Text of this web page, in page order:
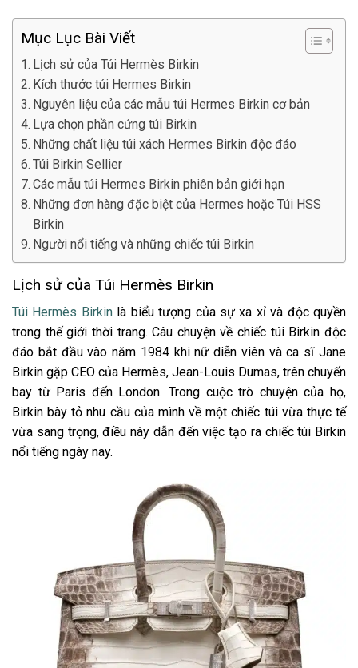
Mục Lục Bài Viết
Lịch sử của Túi Hermès Birkin
Kích thước túi Hermes Birkin
Nguyên liệu của các mẫu túi Hermes Birkin cơ bản
Lựa chọn phần cứng túi Birkin
Những chất liệu túi xách Hermes Birkin độc đáo
Túi Birkin Sellier
Các mẫu túi Hermes Birkin phiên bản giới hạn
Những đơn hàng đặc biệt của Hermes hoặc Túi HSS
Birkin
Người nổi tiếng và những chiếc túi Birkin
Lịch sử của Túi Hermès Birkin
Túi Hermès Birkinlà biểu tượng của sự xa xỉ và độc quyền
trong thế giới thời trang. Câu chuyện về chiếc túi Birkin độc
đáo bắt đầu vào năm 1984 khi nữ diễn viên và ca sĩ Jane
Birkin gặp CEO của Hermès, Jean-Louis Dumas, trên chuyến
bay từ Paris đến London. Trong cuộc trò chuyện của họ,
Birkin bày tỏ nhu cầu của mình về một chiếc túi vừa thực tế
vừa sang trọng, điều này dẫn đến việc tạo ra chiếc túi Birkin
nổi tiếng ngày nay.